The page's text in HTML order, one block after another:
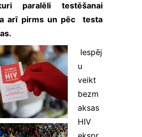
paralēli testēšanai
arī pirms un pēc testa
Iespēj
u
veikt
bezm
aksas
HIV